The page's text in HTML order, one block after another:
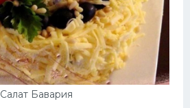
Салат Бавария